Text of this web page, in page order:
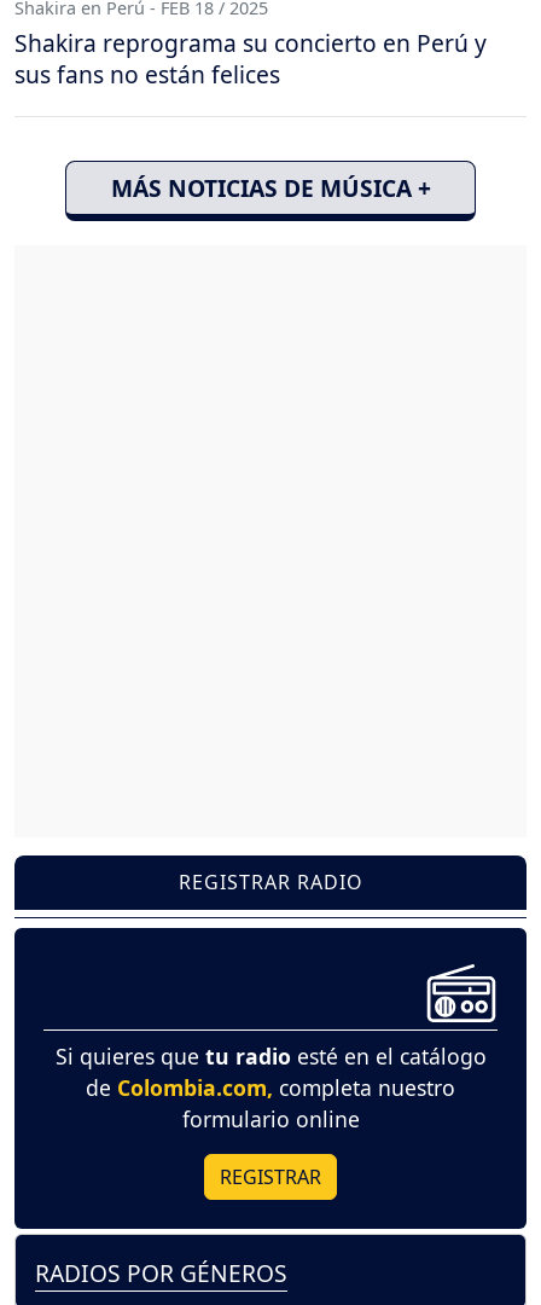
Shakira en Perú - FEB 18 / 2025
Shakira reprograma su concierto en Perú y
sus fans no están felices
MÁS NOTICIAS DE MÚSICA +
REGISTRAR RADIO
Si quieres que tu radio esté en el catálogo
de Colombia.com, completa nuestro
formulario online
REGISTRAR
RADIOS POR GÉNEROS